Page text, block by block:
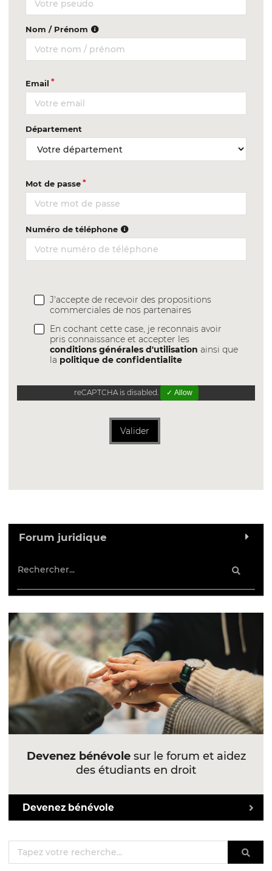
Nom / Prénom
Email
Département
Mot de passe
Numéro de téléphone
J'accepte de recevoir des propositions
commerciales de nos partenaires
En cochant cette case, je reconnais avoir
pris connaissance et accepter les
conditions générales d'utilisation ainsi que
la politique de confidentialite
reCAPTCHA is disabled. ✓ Allow
Valider
Forum juridique
Devenez bénévolesur le forum et aidez
des étudiants en droit
Devenez bénévole